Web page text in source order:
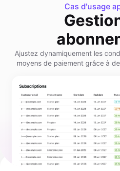
Cas d'usage
Ajustez dynamiquement les
moyens de paiement grâce à